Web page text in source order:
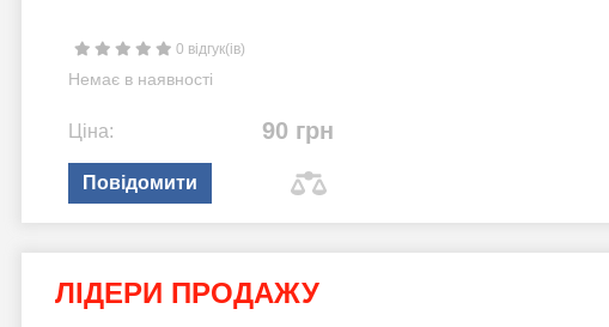
0 відгук(ів)
Немає в наявності
Ціна: 90 грн
Повідомити
ЛІДЕРИ ПРОДАЖУ